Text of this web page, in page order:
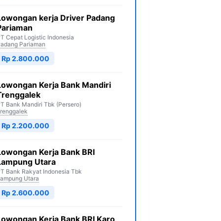
kerja Driver Padang
Cepat Logistic Indonesia
Pariaman
Rp 2.800.000
Kerja Bank Mandiri
Bank Mandiri Tbk (Persero)
Rp 2.200.000
Kerja Bank BRI
Utara
Bank Rakyat Indonesia Tbk
Utara
Rp 2.600.000
Kerja Bank BRI Karo